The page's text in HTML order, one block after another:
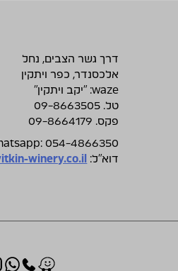
דרך גשר הצבים, נחל
אלכסנדר, כפר ויתקין
waze: ״יקב ויתקין״
טל. 09-8663505
פקס. 09-8664179
054-4866350
דוא״ל: winery.co.il